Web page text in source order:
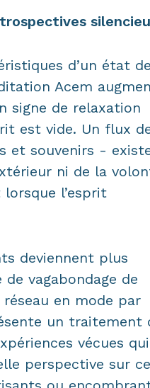
d’un état
Acem
signe de relaxation
est vide. Un flux
et souvenirs -
ni de la
l’esprit
deviennent plus
vagabondage de
réseau en mode par
un traitement
vécues qui
perspective sur